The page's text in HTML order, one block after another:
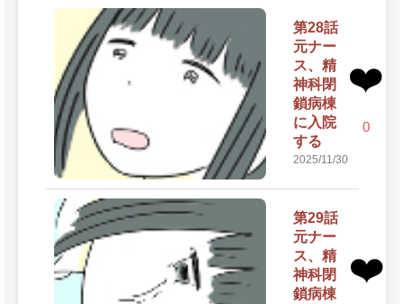
第28話
元ナー
ス、精
神科閉
鎖病棟
に入院
する
2025/11/30
❤️
0
第29話
元ナー
ス、精
神科閉
鎖病棟
❤️